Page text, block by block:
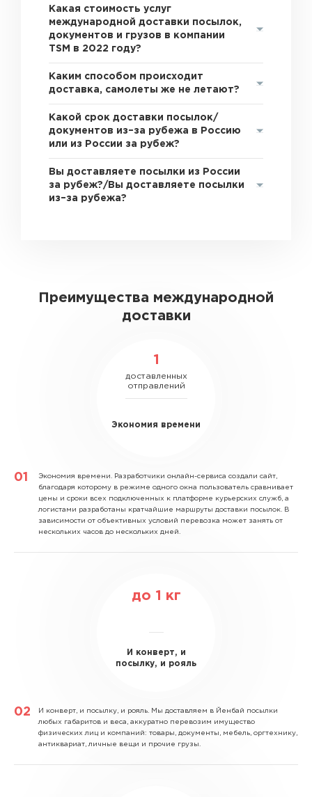
Какая стоимость услуг
международной доставки посылок,
документов и грузов в компании
TSM в 2022 году?
Каким способом происходит
доставка, самолеты же не летают?
Какой срок доставки посылок/
документов из–за рубежа в Россию
или из России за рубеж?
Вы доставляете посылки из России
за рубеж?/Вы доставляете посылки
из–за рубежа?
Преимущества международной
доставки
1
доставленных
отправлений
Экономия времени
Экономия времени.
Разработчики онлайн-сервиса создали сайт,
благодаря которому в режиме одного окна пользователь сравнивает
цены и сроки всех подключенных к платформе курьерских служб, а
логистами разработаны кратчайшие маршруты доставки посылок. В
зависимости от объективных условий перевозка может занять от
нескольких часов до нескольких дней.
до 1 кг
И конверт, и
посылку, и рояль
И конверт, и посылку, и рояль.
Мы доставляем в Йенбай посылки
любых габаритов и веса, аккуратно перевозим имущество
физических лиц и компаний: товары, документы, мебель, оргтехнику,
антиквариат, личные вещи и прочие грузы.